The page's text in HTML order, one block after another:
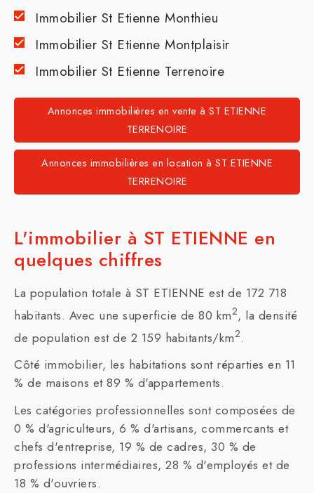
Immobilier St Etienne Monthieu
Immobilier St Etienne Montplaisir
Immobilier St Etienne Terrenoire
Annonces immobilières en vente à ST ETIENNE
TERRENOIRE
Annonces immobilières en location à ST ETIENNE
TERRENOIRE
L'immobilier à ST ETIENNE en
quelques chiffres
La population totale à ST ETIENNE est de 172 718
habitants. Avec une superficie de 80 km2, la densité
de population est de 2 159 habitants/km2.
Côté immobilier, les habitations sont réparties en 11
% de maisons et 89 % d'appartements.
Les catégories professionnelles sont composées de
0 % d'agriculteurs, 6 % d'artisans, commercants et
chefs d'entreprise, 19 % de cadres, 30 % de
professions intermédiaires, 28 % d'employés et de
18 % d'ouvriers.